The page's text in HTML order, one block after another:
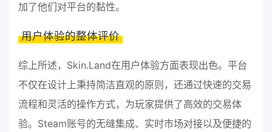
加了他们对平台的黏性。
用户体验的整体评价
综上所述，Skin.Land在用户体验方面表现出色。平台
不仅在设计上秉持简洁直观的原则，还通过快速的交易
流程和灵活的操作方式，为玩家提供了高效的交易体
验。Steam账号的无缝集成、实时市场对接以及便捷的